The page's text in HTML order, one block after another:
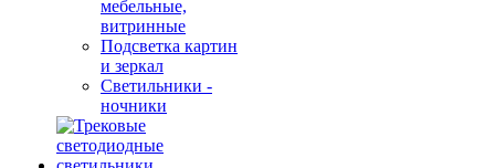
мебельные,
витринные
Подсветка картин
и зеркал
Светильники -
ночники